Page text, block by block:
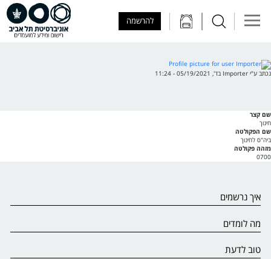
להרשמה
נכתב ע"י Importer בד', 05/19/2021 - 11:24
שם קצר
חינוך
שם הפקולטה
ביה"ס לחינוך
מזהה פקולטה
0700
איך נרשמים
מה לומדים
טוב לדעת